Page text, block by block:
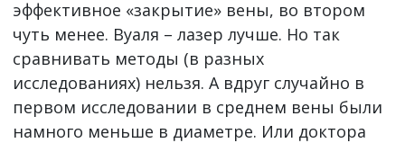
эффективное «закрытие» вены, во втором
чуть менее. Вуаля – лазер лучше. Но так
сравнивать методы (в разных
исследованиях) нельзя. А вдруг случайно в
первом исследовании в среднем вены были
намного меньше в диаметре. Или доктора